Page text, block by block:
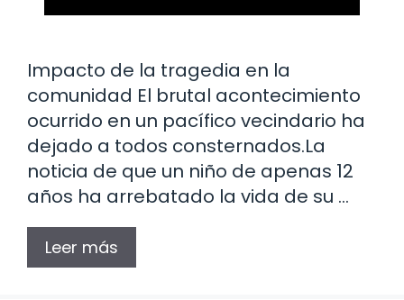
Impacto de la tragedia en la
comunidad El brutal acontecimiento
ocurrido en un pacífico vecindario ha
dejado a todos consternados.La
noticia de que un niño de apenas 12
años ha arrebatado la vida de su …
Leer más